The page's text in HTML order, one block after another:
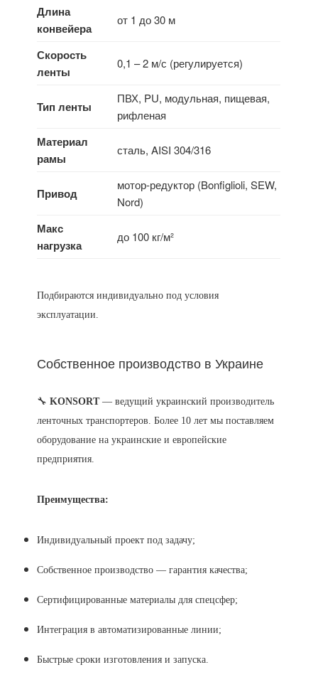
Длина
конвейера
от 1 до 30 м
Скорость
ленты
0,1 – 2 м/с (регулируется)
Тип ленты
ПВХ, PU, модульная, пищевая,
рифленая
Материал
рамы
сталь, AISI 304/316
Привод
мотор-редуктор (Bonfiglioli, SEW,
Nord)
Макс
нагрузка
до 100 кг/м²
Подбираются индивидуально под условия
эксплуатации.
Собственное производство в Украине
🔧KONSORT— ведущий украинский производитель
ленточных транспортеров. Более 10 лет мы поставляем
оборудование на украинские и европейские
предприятия.
Преимущества:
Индивидуальный проект под задачу;
Собственное производство — гарантия качества;
Сертифицированные материалы для спецсфер;
Интеграция в автоматизированные линии;
Быстрые сроки изготовления и запуска.